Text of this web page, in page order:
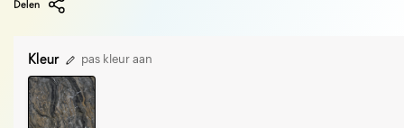
Delen
Kleur pas kleur aan